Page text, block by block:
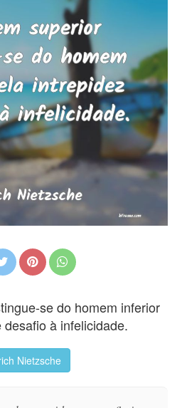
se do homem inferior
à infelicidade.
Nietzsche